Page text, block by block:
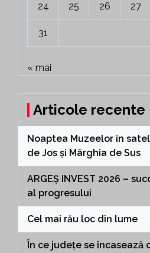
24 25 26 27
31
« mai
Articole recente
Noaptea Muzeelor în
de Jos și Mârghia de Sus
ARGEȘ INVEST 2026 –
al progresului
Cel mai rău loc din lume
În ce județe se încasează